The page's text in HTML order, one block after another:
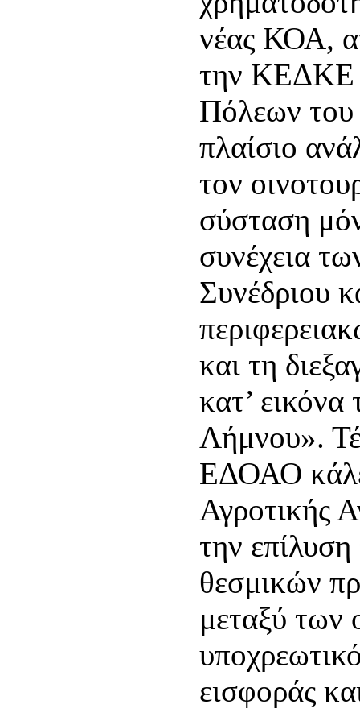
νέας ΚΟΑ,
την ΚΕΔΚΕ
Πόλεων
πλαίσιο
τον
σύσταση
συνέχεια
Συνέδριου
και τη
κατ’ εικόνα
Λήμνου».
ΕΔΟΑΟ
Αγροτικής
την
θεσμικών
μεταξύ των
εισφοράς